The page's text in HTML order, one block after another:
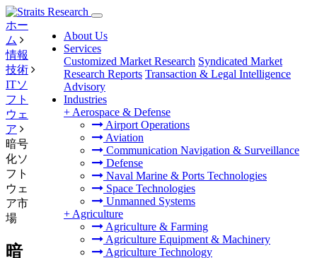
About Us
Services
Customized Market Research Syndicated Market
Research Reports Transaction & Legal Intelligence
Advisory
Industries
+ Aerospace & Defense
Airport Operations
Aviation
Communication Navigation & Surveillance
Defense
Naval Marine & Ports Technologies
Space Technologies
Unmanned Systems
+ Agriculture
Agriculture & Farming
Agriculture Equipment & Machinery
Agriculture Technology
ホー
ム
情報
技術
ITソ
フト
ウェ
ア
暗号
化ソ
フト
ウェ
ア市
場
暗